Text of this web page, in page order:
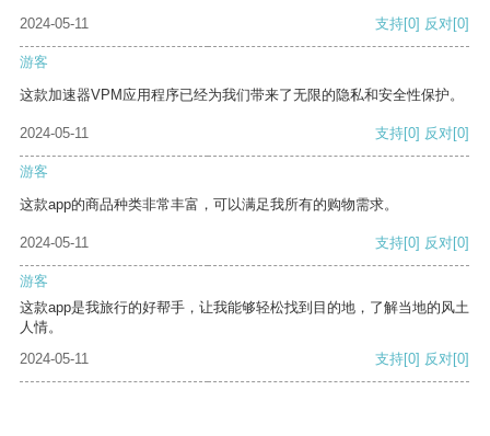
2024-05-11
支持[0] 反对[0]
游客
这款加速器VPM应用程序已经为我们带来了无限的隐私和安全性保护。
2024-05-11 支持[0] 反对[0]
游客
这款app的商品种类非常丰富，可以满足我所有的购物需求。
2024-05-11 支持[0] 反对[0]
游客
这款app是我旅行的好帮手，让我能够轻松找到目的地，了解当地的风土
人情。
2024-05-11
支持[0] 反对[0]